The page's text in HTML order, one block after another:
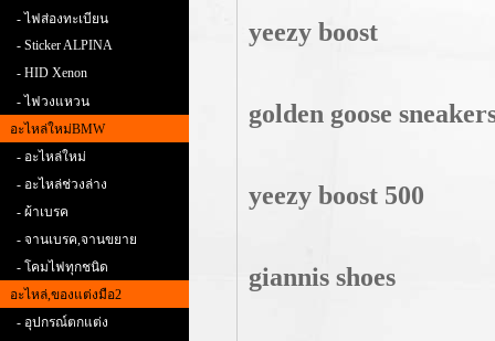
- ไฟส่องทะเบียน
- Sticker ALPINA
- HID Xenon
- ไฟวงแหวน
อะไหล่ใหม่BMW
- อะไหล่ใหม่
- อะไหล่ช่วงล่าง
- ผ้าเบรค
- จานเบรค,จานขยาย
- โคมไฟทุกชนิด
อะไหล่,ของแต่งมือ2
- อุปกรณ์ตกแต่ง
yeezy boost
golden goose
yeezy boost 500
giannis shoes